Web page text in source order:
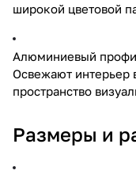
широкой цветовой
Алюминиевый
Освежают интерьер
пространство
Размеры и